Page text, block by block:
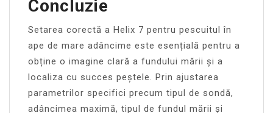
Concluzie
Setarea corectă a Helix 7 pentru pescuitul în
ape de mare adâncime este esențială pentru a
obține o imagine clară a fundului mării și a
localiza cu succes peștele. Prin ajustarea
parametrilor specifici precum tipul de sondă,
adâncimea maximă, tipul de fundul mării și